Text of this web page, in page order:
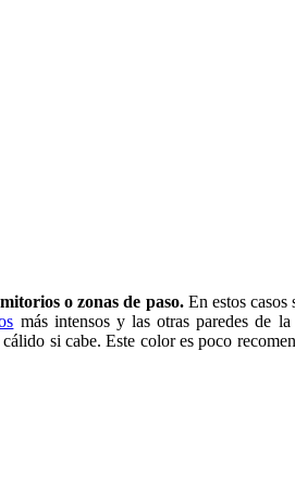
o zonas de paso.En estos casos
más intensos y las otras paredes de
si cabe. Este color es poco